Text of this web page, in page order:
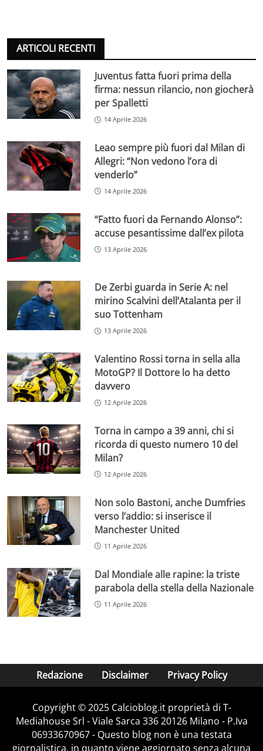
ARTICOLI RECENTI
Juventus fatta fuori prima della
firma: nessun rilancio, non giocherà
per Spalletti
14 Aprile 2026
Leao sempre più fuori dal Milan di
Allegri: “Non vedono l’ora di
venderlo”
14 Aprile 2026
“Fatto fuori da Fernando Alonso”:
accuse pesantissime dall’ex pilota
13 Aprile 2026
De Zerbi guarda in Serie A: nel
mirino Scalvini dell’Atalanta per il
suo Tottenham
13 Aprile 2026
Valentino Rossi torna in sella alla
MotoGP? Il Dottore lo ha detto
davvero
12 Aprile 2026
Torna in campo a 39 anni, chi si
ricorda di questo numero 10 del
Milan?
12 Aprile 2026
Non solo Bastoni, anche Dumfries
verso l’addio: si inserisce il
Manchester United
11 Aprile 2026
Dal Mondiale alle rapine: la triste
parabola della stella della Nazionale
11 Aprile 2026
Redazione Disclaimer Privacy Policy
Copyright © 2025 Calcioblog.it proprietà di T-
Mediahouse Srl - Viale Sarca 336 20126 Milano - P.Iva
06933670967 - Questo blog non è una testata
giornalistica, in quanto viene aggiornato senza alcuna